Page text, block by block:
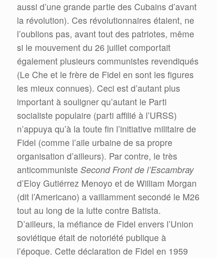
aussi d’une grande partie des Cubains d’avant
la révolution). Ces révolutionnaires étaient, ne
l’oublions pas, avant tout des patriotes, même
si le mouvement du 26 juillet comportait
également plusieurs communistes revendiqués
(Le Che et le frère de Fidel en sont les figures
les mieux connues). Ceci est d’autant plus
important à souligner qu’autant le Parti
socialiste populaire (parti affilié à l’URSS)
n’appuya qu’à la toute fin l’initiative militaire de
Fidel (comme l’aile urbaine de sa propre
organisation d’ailleurs). Par contre, le très
anticommuniste Second Front de l’Escambray
d’Eloy Gutiérrez Menoyo et de William Morgan
(dit l’Americano) a vaillamment secondé le M26
tout au long de la lutte contre Batista.
D’ailleurs, la méfiance de Fidel envers l’Union
soviétique était de notoriété publique à
l’époque. Cette déclaration de Fidel en 1959